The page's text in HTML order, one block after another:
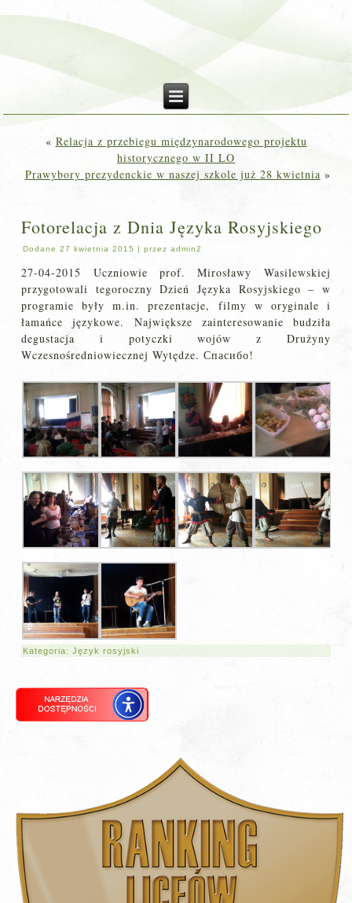
« Relacja z przebiegu międzynarodowego projektu
historycznego w II LO
Prawybory prezydenckie w naszej szkole już 28 kwietnia »
Fotorelacja z Dnia Języka Rosyjskiego
Dodane 27 kwietnia 2015 |przez admin2
27-04-2015 Uczniowie prof. Mirosławy Wasilewskiej
przygotowali tegoroczny Dzień Języka Rosyjskiego – w
programie były m.in. prezentacje, filmy w oryginale i
łamańce językowe. Największe zainteresowanie budziła
degustacja i potyczki wojów z Drużyny
Wczesnośredniowiecznej Wytędze. Спасибо!
Kategoria:Język rosyjski